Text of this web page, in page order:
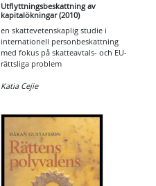
Utflyttningsbeskattning av
kapitalökningar (2010)
en skattevetenskaplig studie i
internationell personbeskattning
med fokus på skatteavtals- och EU-
rättsliga problem
Katia Cejie